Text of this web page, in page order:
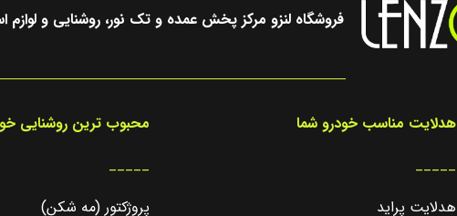
فروشگاه لنزو مرکز پخش عمده و تک نور، روشنایی و لوازم
هدلایت مناسب خودرو شما
_____
هدلایت پراید
محبوب ترین روشنایی
_____
پروژکتور (مه شکن)